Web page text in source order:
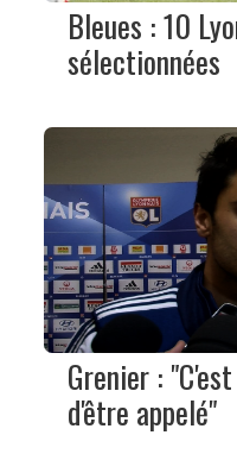
Bleues : 10
sélectionnées
Grenier :
d'être appelé"